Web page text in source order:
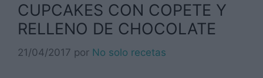
CUPCAKES CON COPETE Y
RELLENO DE CHOCOLATE
21/04/2017 por No solo recetas